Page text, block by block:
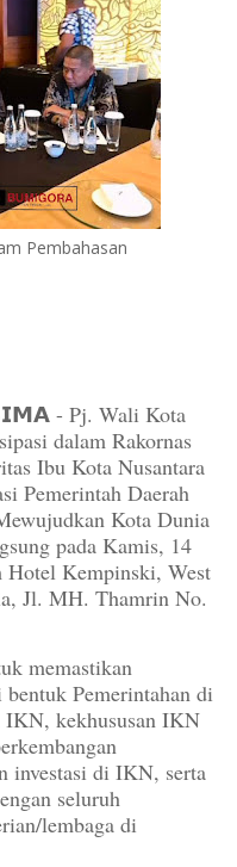
Pembahasan
- Pj. Wali Kota
dalam Rakornas
Ibu Kota Nusantara
Pemerintah Daerah
Kota Dunia
pada Kamis, 14
Kempinski, West
Jl. MH. Thamrin No.
memastikan
Pemerintahan di
IKN, kekhususan IKN
investasi di IKN, serta
seluruh
lembaga di